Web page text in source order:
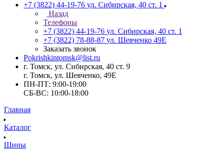
+7 (3822) 44-19-76 ул. Сибирская, 40 ст. 1
Назад
Телефоны
+7 (3822) 44-19-76 ул. Сибирская, 40 ст. 1
+7 (3822) 78-88-87 ул. Шевченко 49Е
Заказать звонок
Pokrishkintomsk@list.ru
г. Томск, ул. Сибирская, 40 ст. 9
г. Томск, ул. Шевченко, 49Е
ПН-ПТ: 9:00-19:00
СБ-ВС: 10:00-18:00
Главная
Каталог
Шины